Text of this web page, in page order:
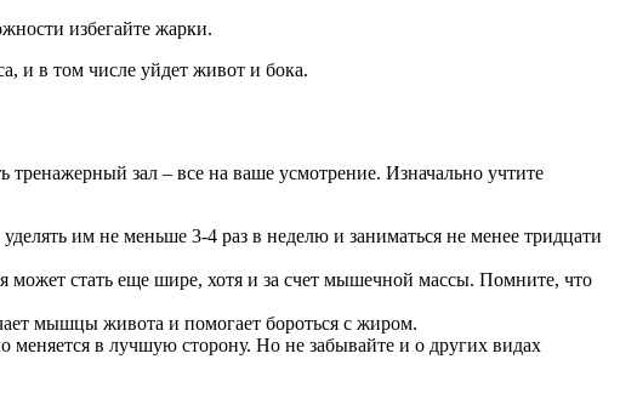
избегайте жарки.
и в том числе уйдет живот и бока.
зал – все на ваше усмотрение. Изначально учтите
им не меньше 3-4 раз в неделю и заниматься не менее тридцати
может стать еще шире, хотя и за счет мышечной массы. Помните, что
мышцы живота и помогает бороться с жиром.
меняется в лучшую сторону. Но не забывайте и о других видах